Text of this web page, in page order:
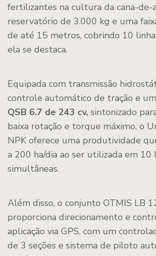
fertilizantes na cultura da cana-de-
reservatório de 3.000 kg e uma
de até 15 metros, cobrindo 10
ela se destaca.
Equipada com transmissão
controle automático de tração e
QSB 6.7 de 243 cv, sintonizado
baixa rotação e torque máximo, o
NPK oferece uma produtividade
a 200 ha/dia ao ser utilizada em 10
simultâneas.
Além disso, o conjunto OTMIS LB
proporciona direcionamento e
aplicação via GPS, com um
de 3 seções e sistema de piloto